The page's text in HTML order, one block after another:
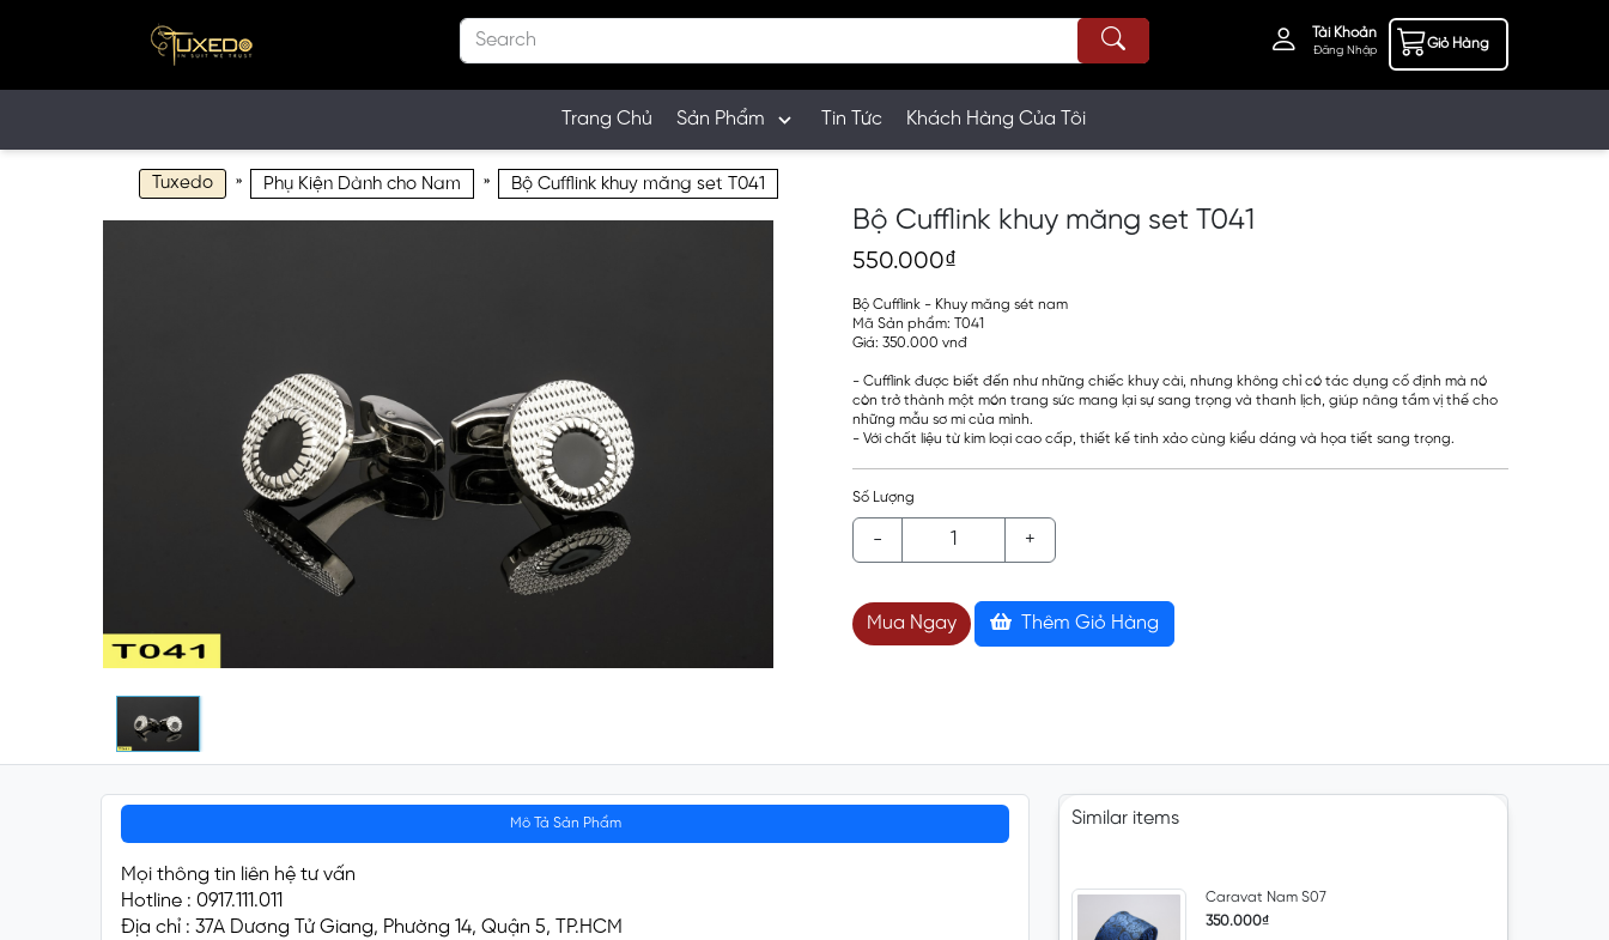
Tài Khoản
Đăng Nhập Giỏ Hàng
Trang Chủ Sản Phẩm Tin Tức Khách Hàng Của Tôi
Tuxedo » Phụ Kiện Dành cho Nam » Bộ Cufflink khuy măng set T041
Bộ Cufflink khuy măng set T041
550.000₫
Bộ Cufflink - Khuy măng sét nam
Mã Sản phẩm: T041
Giá: 350.000 vnđ
- Cufflink được biết đến như những chiếc khuy cài, nhưng không chỉ có tác dụng cố định mà nó
còn trở thành một món trang sức mang lại sự sang trọng và thanh lịch, giúp nâng tầm vị thế cho
những mẫu sơ mi của mình.
- Với chất liệu từ kim loại cao cấp, thiết kế tinh xảo cùng kiểu dáng và họa tiết sang trọng.
Số Lượng
- +
Mua Ngay Thêm Giỏ Hàng
Mô Tả Sản Phẩm
Mọi thông tin liên hệ tư vấn
Hotline : 0917.111.011
Địa chỉ : 37A Dương Tử Giang, Phường 14, Quận 5, TP.HCM
Similar items
Caravat Nam S07
350.000₫